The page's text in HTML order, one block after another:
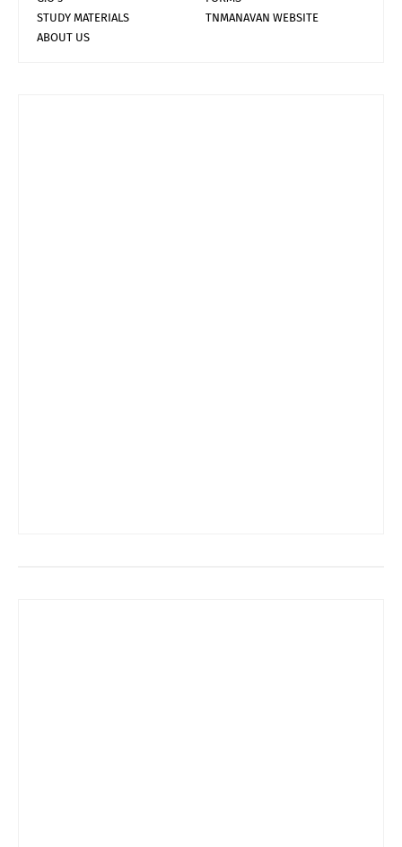
STUDY MATERIALS
TNMANAVAN WEBSITE
ABOUT US